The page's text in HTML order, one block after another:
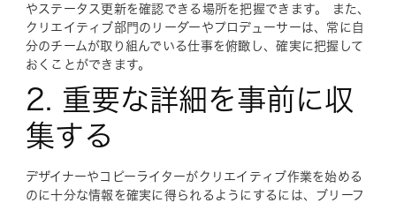
やステータス更新を確認できる場所を把握できます。 また、
クリエイティブ部門のリーダーやプロデューサーは、常に自
分のチームが取り組んでいる仕事を俯瞰し、確実に把握して
おくことができます。
2. 重要な詳細を事前に収
集する
デザイナーやコピーライターがクリエイティブ作業を始める
のに十分な情報を確実に得られるようにするには、ブリーフ